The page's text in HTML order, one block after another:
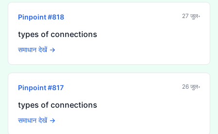
Pinpoint #818 27 जुल॰
types of connections
समाधान देखें →
Pinpoint #817 26 जुल॰
types of connections
समाधान देखें →